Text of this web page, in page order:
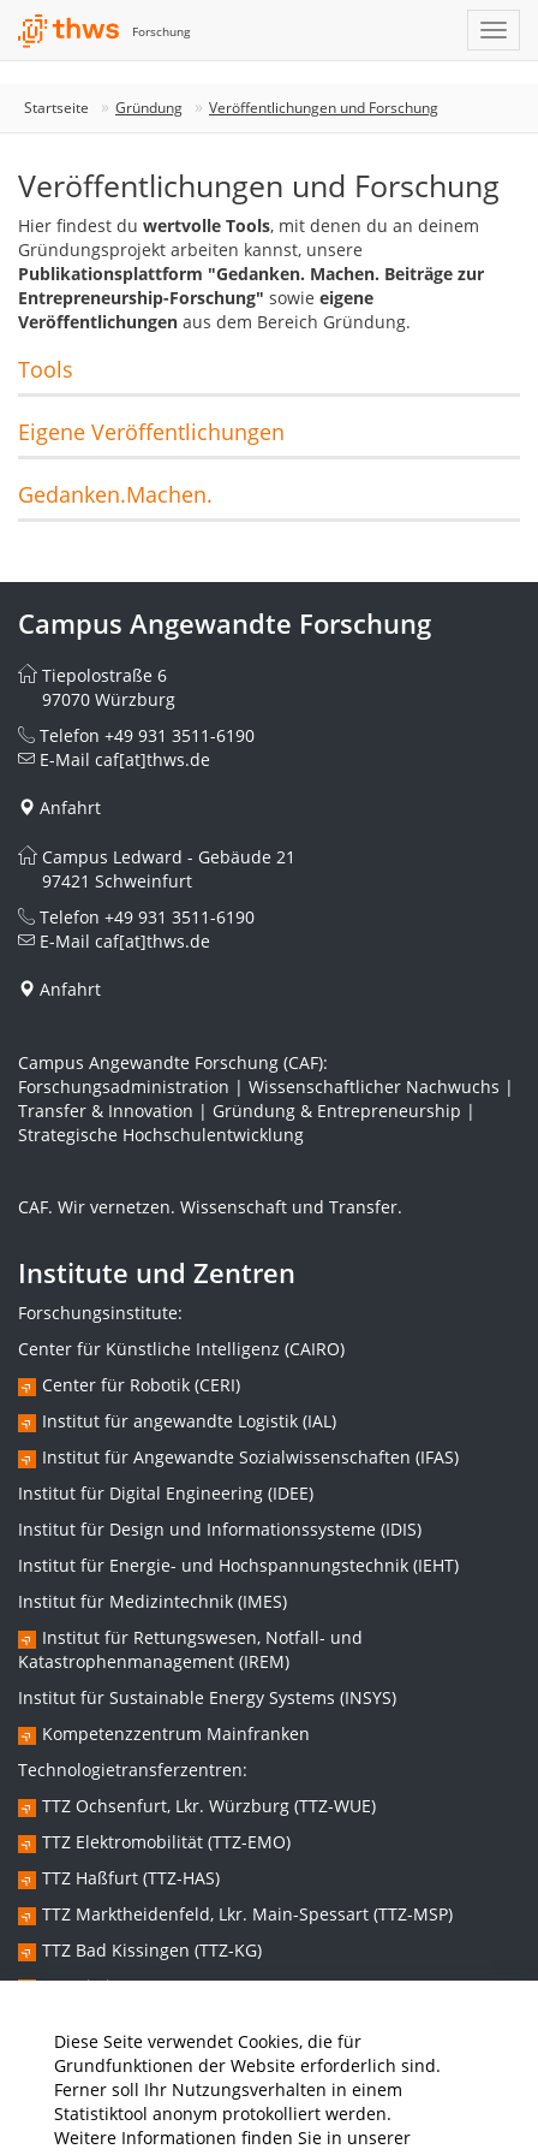
Diese Seite verwendet Cookies, die für
Grundfunktionen der Website erforderlich sind.
Ferner soll Ihr Nutzungsverhalten in einem
Statistiktool anonym protokolliert werden.
Weitere Informationen finden Sie in unserer
Forschung
Startseite Gründung Veröffentlichungen und Forschung
Veröffentlichungen und Forschung
Hier findest du wertvolle Tools, mit denen du an deinem
Gründungsprojekt arbeiten kannst, unsere
Publikationsplattform "Gedanken. Machen. Beiträge zur
Entrepreneurship-Forschung" sowie eigene
Veröffentlichungen aus dem Bereich Gründung.
Tools
Eigene Veröffentlichungen
Gedanken.Machen.
Campus Angewandte Forschung
Tiepolostraße 6
97070 Würzburg
Telefon +49 931 3511-6190
E-Mail caf[at]thws.de
Anfahrt
Campus Ledward - Gebäude 21
97421 Schweinfurt
Telefon +49 931 3511-6190
E-Mail caf[at]thws.de
Anfahrt
Campus Angewandte Forschung (CAF):
Forschungsadministration | Wissenschaftlicher Nachwuchs |
Transfer & Innovation | Gründung & Entrepreneurship |
Strategische Hochschulentwicklung
CAF. Wir vernetzen. Wissenschaft und Transfer.
Institute und Zentren
Forschungsinstitute:
Center für Künstliche Intelligenz (CAIRO)
Center für Robotik (CERI)
Institut für angewandte Logistik (IAL)
Institut für Angewandte Sozialwissenschaften (IFAS)
Institut für Digital Engineering (IDEE)
Institut für Design und Informationssysteme (IDIS)
Institut für Energie- und Hochspannungstechnik (IEHT)
Institut für Medizintechnik (IMES)
Institut für Rettungswesen, Notfall- und
Katastrophenmanagement (IREM)
Institut für Sustainable Energy Systems (INSYS)
Kompetenzzentrum Mainfranken
Technologietransferzentren:
TTZ Ochsenfurt, Lkr. Würzburg (TTZ-WUE)
TTZ Elektromobilität (TTZ-EMO)
TTZ Haßfurt (TTZ-HAS)
TTZ Marktheidenfeld, Lkr. Main-Spessart (TTZ-MSP)
TTZ Bad Kissingen (TTZ-KG)
TTZ Kitzingen (TTZ-KT)
Graduiertenzentren:
Promotionszentrum Nachhaltige und Intelligente Systeme
(NISys)